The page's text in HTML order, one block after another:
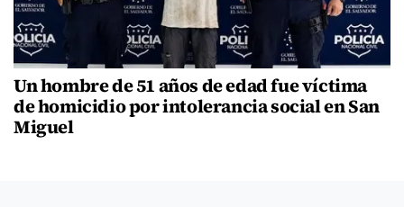
Un hombre de 51 años de edad fue víctima
de homicidio por intolerancia social en San
Miguel